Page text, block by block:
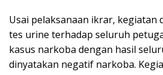
Usai pelaksanaan ikrar, kegiatan
tes urine terhadap seluruh
kasus narkoba dengan hasil
dinyatakan negatif narkoba.